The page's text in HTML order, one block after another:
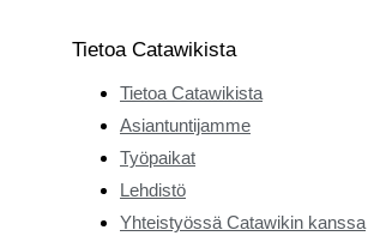
Tietoa Catawikista
Tietoa Catawikista
Asiantuntijamme
Työpaikat
Lehdistö
Yhteistyössä Catawikin kanssa